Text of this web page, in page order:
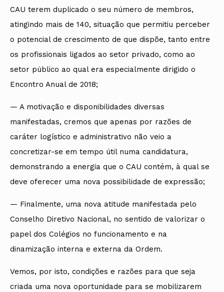
CAU terem duplicado o seu número de membros,
atingindo mais de 140, situação que permitiu perceber
o potencial de crescimento de que dispõe, tanto entre
os profissionais ligados ao setor privado, como ao
setor público ao qual era especialmente dirigido o
Encontro Anual de 2018;
— A motivação e disponibilidades diversas
manifestadas, cremos que apenas por razões de
caráter logístico e administrativo não veio a
concretizar-se em tempo útil numa candidatura,
demonstrando a energia que o CAU contém, à qual se
deve oferecer uma nova possibilidade de expressão;
— Finalmente, uma nova atitude manifestada pelo
Conselho Diretivo Nacional, no sentido de valorizar o
papel dos Colégios no funcionamento e na
dinamização interna e externa da Ordem.
Vemos, por isto, condições e razões para que seja
criada uma nova oportunidade para se mobilizarem